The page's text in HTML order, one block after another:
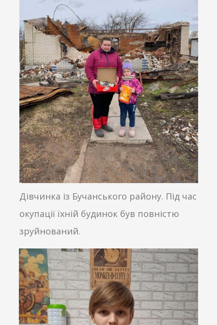
Дівчинка із Бучанського району. Під час
окупації їхній будинок був повністю
зруйнований.